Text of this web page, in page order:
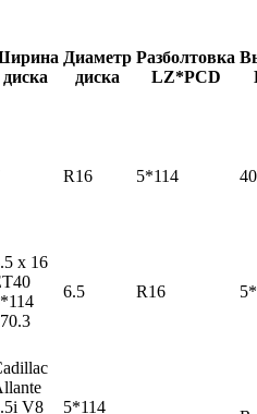
диска
Диаметр
диска
Разболтовка
LZ*PCD
R16 5*114 40
x 16
6.5 R16
V8
5*114